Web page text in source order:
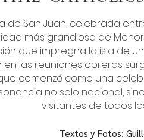
de San Juan, celebrada
más grandiosa de
que impregna la isla de
en las reuniones obreras
que comenzó como una
no solo nacional,
visitantes de todos
Textos y Fotos: